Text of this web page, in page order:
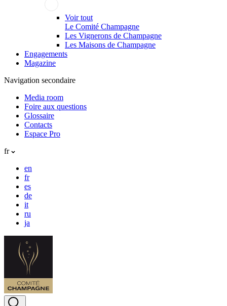
Voir tout
Le Comité Champagne
Les Vignerons de Champagne
Les Maisons de Champagne
Engagements
Magazine
Navigation secondaire
Media room
Foire aux questions
Glossaire
Contacts
Espace Pro
fr
en
fr
es
de
it
ru
ja